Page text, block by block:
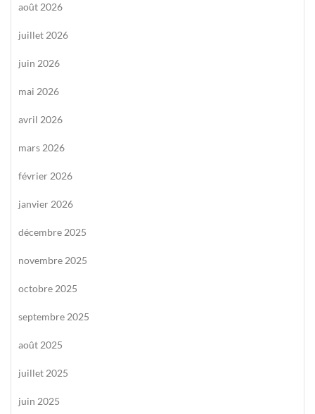
août 2026
juillet 2026
juin 2026
mai 2026
avril 2026
mars 2026
février 2026
janvier 2026
décembre 2025
novembre 2025
octobre 2025
septembre 2025
août 2025
juillet 2025
juin 2025